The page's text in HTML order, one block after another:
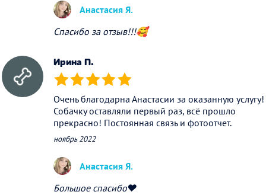
Анастасия Я.
Спасибо за отзыв!!!🥰
Ирина П.
(*) (*) (*) (*) (*)
Очень благодарна Анастасии за оказанную услугу!
Собачку оставляли первый раз, всё прошло
прекрасно! Постоянная связь и фотоотчет.
ноябрь 2022
Анастасия Я.
Большое спасибо❤️